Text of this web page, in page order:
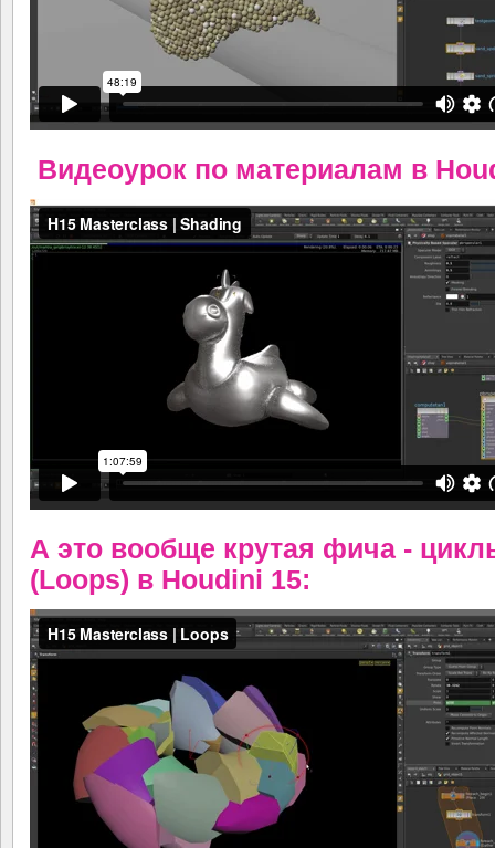
Видеоурок по материалам в
А это вообще крутая фича -
(Loops) в Houdini 15: